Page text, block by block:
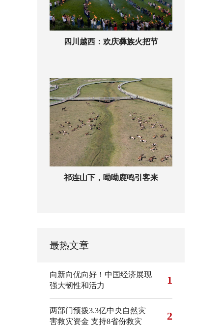
四川越西：欢庆彝族火把节
祁连山下，呦呦鹿鸣引客来
最热文章
向新向优向好！中国经济展现
强大韧性和活力
1
两部门预拨3.3亿中央自然灾
害救灾资金 支持8省份救灾
2